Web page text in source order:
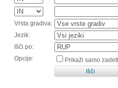
Vrsta gradiva:
Jezik:
Išči po:
Opcije:
Prikaži samo